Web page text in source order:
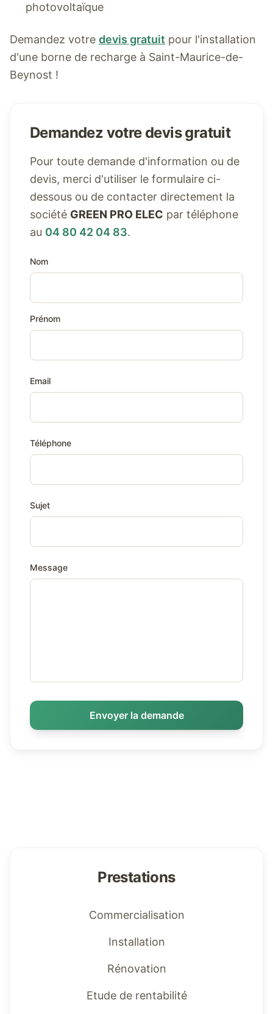
photovoltaïque
Demandez votre devis gratuit pour l'installation
d'une borne de recharge à Saint-Maurice-de-
Beynost !
Demandez votre devis gratuit
Pour toute demande d'information ou de
devis, merci d'utiliser le formulaire ci-
dessous ou de contacter directement la
société GREEN PRO ELEC par téléphone
au 04 80 42 04 83.
Nom
Prénom
Email
Téléphone
Sujet
Message
Envoyer la demande
Prestations
Commercialisation
Installation
Rénovation
Etude de rentabilité